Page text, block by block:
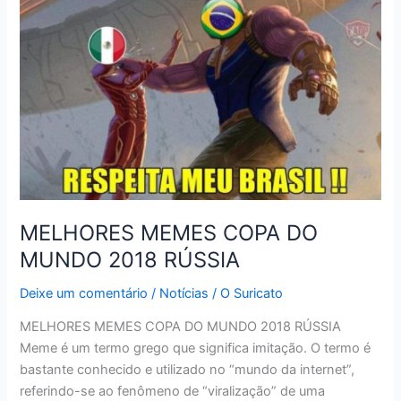
COPA
QUARTAS
MELHORES MEMES COPA DO
MUNDO 2018 RÚSSIA
Deixe um comentário / Notícias /O Suricato
MELHORES MEMES COPA DO MUNDO 2018 RÚSSIA
Meme é um termo grego que significa imitação. O termo é
bastante conhecido e utilizado no “mundo da internet”,
referindo-se ao fenômeno de “viralização” de uma